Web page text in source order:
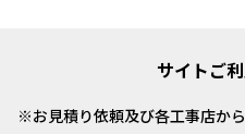
サイトご
お見積り依頼及び各工事店か